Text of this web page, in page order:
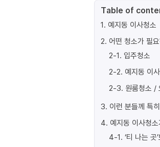
Table of
1. 예지동 이사청소
2. 어떤 청소가 필
2-1. 입주청소
2-2. 예지동 이
2-3. 원룸청소 /
3. 이런 분들께 특
4. 예지동 이사청
4-1. ‘티 나는 곳